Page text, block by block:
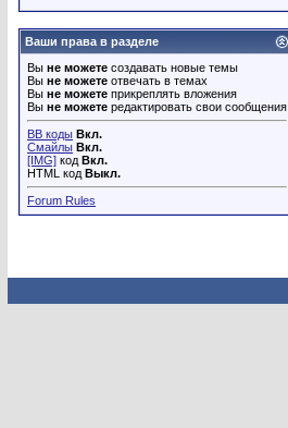
Ваши права в разделе
Вы не можете создавать новые темы
Вы не можете отвечать в темах
Вы не можете прикреплять вложения
Вы не можете редактировать свои сообщения
BB коды Вкл.
Смайлы Вкл.
[IMG] код Вкл.
HTML код Выкл.
Forum Rules